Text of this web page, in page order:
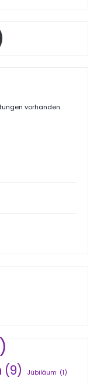
vorhanden.
(9) Jübiläum (1)